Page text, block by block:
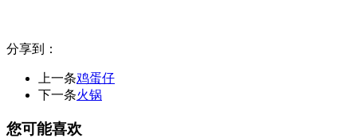
分享到：
上一条鸡蛋仔
下一条火锅
您可能喜欢